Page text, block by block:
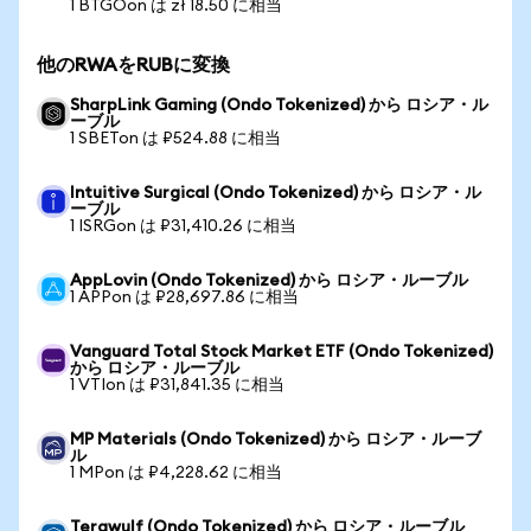
1 BTGOon は zł 18.50 に相当
他のRWAをRUBに変換
SharpLink Gaming (Ondo Tokenized) から ロシア・ル
ーブル
1 SBETon は ₽524.88 に相当
Intuitive Surgical (Ondo Tokenized) から ロシア・ル
ーブル
1 ISRGon は ₽31,410.26 に相当
AppLovin (Ondo Tokenized) から ロシア・ルーブル
1 APPon は ₽28,697.86 に相当
Vanguard Total Stock Market ETF (Ondo Tokenized)
から ロシア・ルーブル
1 VTIon は ₽31,841.35 に相当
MP Materials (Ondo Tokenized) から ロシア・ルーブ
ル
1 MPon は ₽4,228.62 に相当
Terawulf (Ondo Tokenized) から ロシア・ルーブル